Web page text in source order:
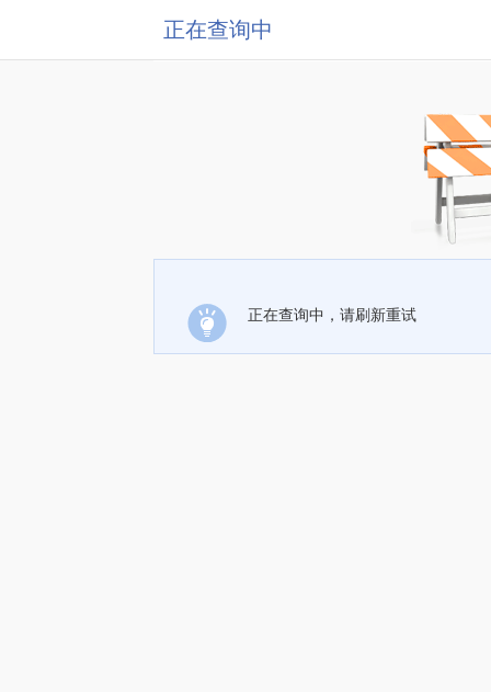
正在查询中
正在查询中，请刷新重试